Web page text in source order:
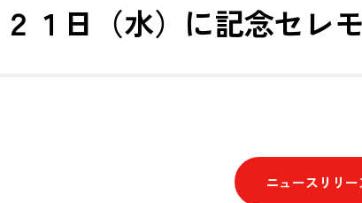
１日（水）に記念セレ
ニュースリリ